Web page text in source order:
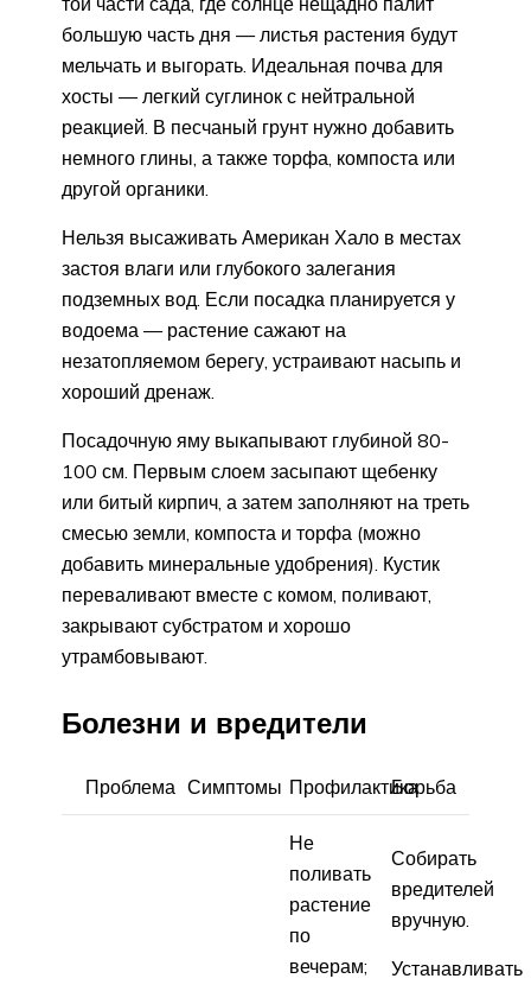
большую часть дня — листья растения будут
мельчать и выгорать. Идеальная почва для
хосты — легкий суглинок с нейтральной
реакцией. В песчаный грунт нужно добавить
немного глины, а также торфа, компоста или
другой органики.
Нельзя высаживать Американ Хало в местах
застоя влаги или глубокого залегания
подземных вод. Если посадка планируется у
водоема — растение сажают на
незатопляемом берегу, устраивают насыпь и
хороший дренаж.
Посадочную яму выкапывают глубиной 80-
100 см. Первым слоем засыпают щебенку
или битый кирпич, а затем заполняют на треть
смесью земли, компоста и торфа (можно
добавить минеральные удобрения). Кустик
переваливают вместе с комом, поливают,
закрывают субстратом и хорошо
утрамбовывают.
Болезни и вредители
Проблема Симптомы ПрофилактикаБорьба
Не
поливать
растение
по
вечерам;
Собирать
вредителей
вручную.
Устанавливать